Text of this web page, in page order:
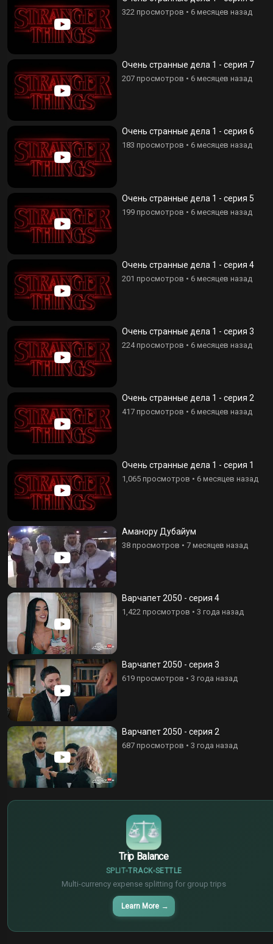
322 просмотров • 6 месяцев назад
Очень странные дела 1 - серия 7
207 просмотров • 6 месяцев назад
Очень странные дела 1 - серия 6
183 просмотров • 6 месяцев назад
Очень странные дела 1 - серия 5
199 просмотров • 6 месяцев назад
Очень странные дела 1 - серия 4
201 просмотров • 6 месяцев назад
Очень странные дела 1 - серия 3
224 просмотров • 6 месяцев назад
Очень странные дела 1 - серия 2
417 просмотров • 6 месяцев назад
Очень странные дела 1 - серия 1
1,065 просмотров • 6 месяцев назад
Аманору Дубайум
38 просмотров • 7 месяцев назад
Варчапет 2050 - серия 4
1,422 просмотров • 3 года назад
Варчапет 2050 - серия 3
619 просмотров • 3 года назад
Варчапет 2050 - серия 2
687 просмотров • 3 года назад
Trip Balance
SPLIT TRACK SETTLE
Multi-currency expense splitting for group trips
Learn More →
€
¥